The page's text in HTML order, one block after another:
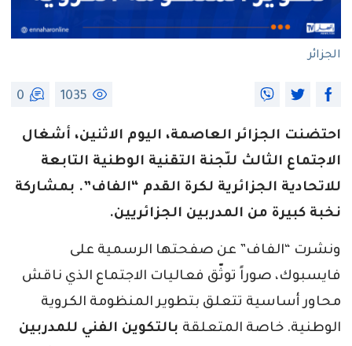
الجزائر
1035
0
احتضنت الجزائر العاصمة، اليوم الاثنين، أشغال
الاجتماع الثالث للّجنة التقنية الوطنية التابعة
للاتحادية الجزائرية لكرة القدم “الفاف”. بمشاركة
نخبة كبيرة من المدربين الجزائريين.
ونشرت “الفاف” عن صفحتها الرسمية على
فايسبوك، صوراً توثّق فعاليات الاجتماع الذي ناقش
محاور أساسية تتعلق بتطوير المنظومة الكروية
الوطنية. خاصة المتعلقة بالتكوين الفني للمدربين